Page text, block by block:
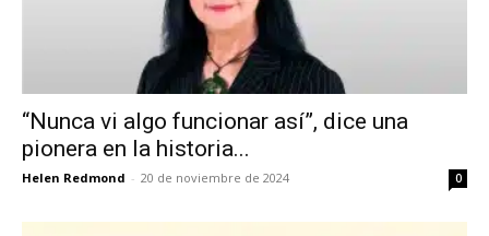
“Nunca vi algo funcionar así”, dice una
pionera en la historia...
Helen Redmond - 20 de noviembre de 2024 0